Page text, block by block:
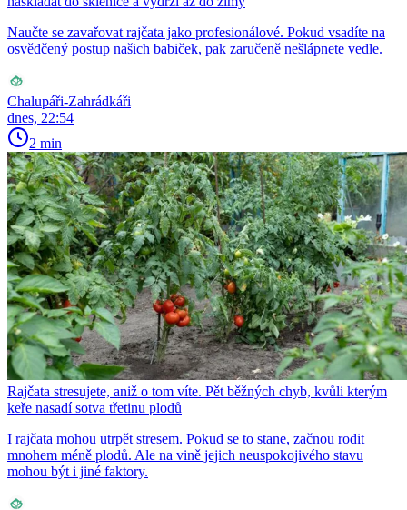
Naučte se zavařovat rajčata jako profesionálové. Pokud vsadíte na
osvědčený postup našich babiček, pak zaručeně nešlápnete vedle.
Chalupáři-Zahrádkáři
dnes, 22:54
2 min
Rajčata stresujete, aniž o tom víte. Pět běžných chyb, kvůli kterým
keře nasadí sotva třetinu plodů
I rajčata mohou utrpět stresem. Pokud se to stane, začnou rodit
mnohem méně plodů. Ale na vině jejich neuspokojivého stavu
mohou být i jiné faktory.